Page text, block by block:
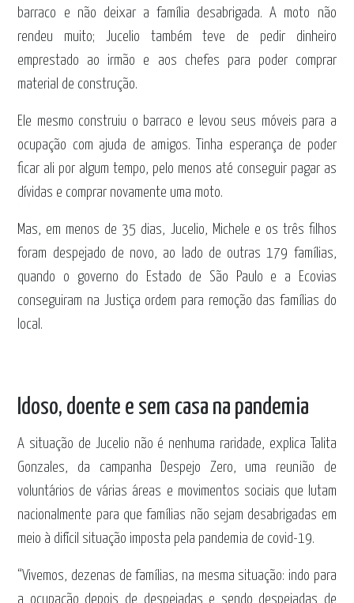
barraco e não deixar a família desabrigada. A moto não
rendeu muito; Jucelio também teve de pedir dinheiro
emprestado ao irmão e aos chefes para poder comprar
material de construção.
Ele mesmo construiu o barraco e levou seus móveis para a
ocupação com ajuda de amigos. Tinha esperança de poder
ficar ali por algum tempo, pelo menos até conseguir pagar as
dívidas e comprar novamente uma moto.
Mas, em menos de 35 dias, Jucelio, Michele e os três filhos
foram despejado de novo, ao lado de outras 179 famílias,
quando o governo do Estado de São Paulo e a Ecovias
conseguiram na Justiça ordem para remoção das famílias do
local.
Idoso, doente e sem casa na pandemia
A situação de Jucelio não é nenhuma raridade, explica Talita
Gonzales, da campanha Despejo Zero, uma reunião de
voluntários de várias áreas e movimentos sociais que lutam
nacionalmente para que famílias não sejam desabrigadas em
meio à difícil situação imposta pela pandemia de covid-19.
“Vivemos, dezenas de famílias, na mesma situação: indo para
a ocupação depois de despejadas e sendo despejadas de